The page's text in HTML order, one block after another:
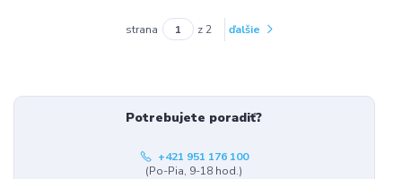
strana z 2 ďalšie
Potrebujete poradiť?
+421 951 176 100
(Po-Pia, 9-18 hod.)